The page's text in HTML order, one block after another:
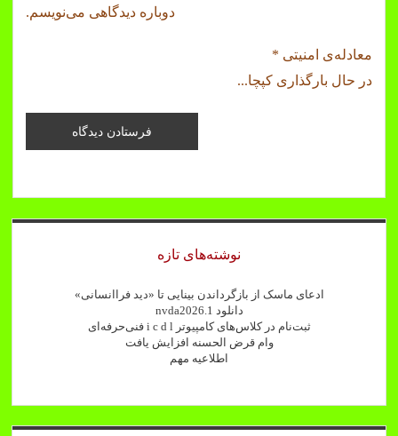
دوباره دیدگاهی می‌نویسم.
معادله‌ی امنیتی *
در حال بارگذاری کپچا...
نوشته‌های تازه
ادعای ماسک از بازگرداندن بینایی تا «دید فراانسانی»
دانلود nvda2026.1
ثبت‌نام در کلاس‌های کامپیوتر i c d l فنی‌حرفه‌ای
وام قرض الحسنه افزایش یافت
اطلاعیه مهم